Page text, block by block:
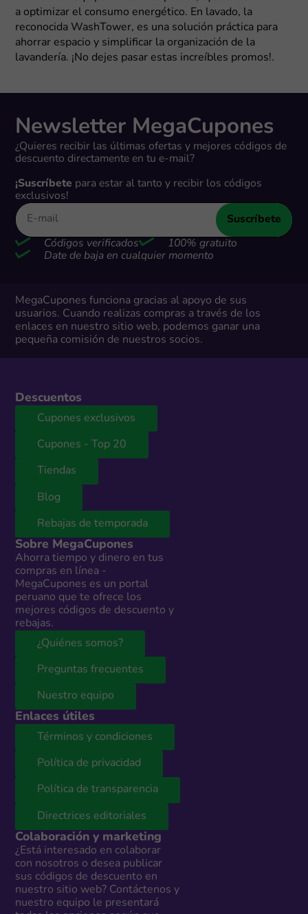
a optimizar el consumo energético. En lavado, la
reconocida WashTower, es una solución práctica para
ahorrar espacio y simplificar la organización de la
lavandería. ¡No dejes pasar estas increíbles promos!.
Newsletter MegaCupones
¿Quieres recibir las últimas ofertas y mejores códigos de
descuento directamente en tu e-mail?
¡Suscríbete para estar al tanto y recibir los códigos
exclusivos!
Suscríbete
Códigos verificados
100% gratuito
Date de baja en cualquier momento
MegaCupones funciona gracias al apoyo de sus
usuarios. Cuando realizas compras a través de los
enlaces en nuestro sitio web, podemos ganar una
pequeña comisión de nuestros socios.
Descuentos
Cupones exclusivos
Cupones - Top 20
Tiendas
Blog
Rebajas de temporada
Sobre MegaCupones
Ahorra tiempo y dinero en tus
compras en línea -
MegaCupones es un portal
peruano que te ofrece los
mejores códigos de descuento y
rebajas.
¿Quiénes somos?
Preguntas frecuentes
Nuestro equipo
Enlaces útiles
Términos y condiciones
Política de privacidad
Política de transparencia
Directrices editoriales
Colaboración y marketing
¿Está interesado en colaborar
con nosotros o desea publicar
sus códigos de descuento en
nuestro sitio web? Contáctenos y
nuestro equipo le presentará